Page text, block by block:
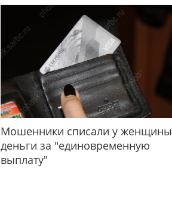
Мошенники списали у женщины
деньги за "единовременную
выплату"